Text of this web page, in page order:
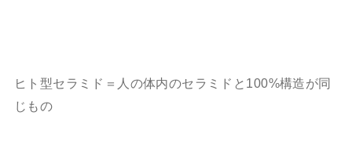
ヒト型セラミド＝人の体内のセラミドと100%構造が同
じもの